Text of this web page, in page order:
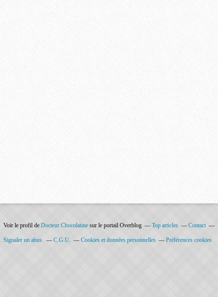
Voir le profil de Docteur Chocolatine sur le portail Overblog Top articles Contact
Signaler un abus C.G.U. Cookies et données personnelles Préférences cookies